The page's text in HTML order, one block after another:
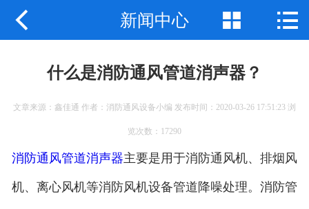
公司首页
工程案例
企业地图
 新闻中心  
什么是消防通风管道消声器？
文章来源：鑫佳通 作者：消防通风设备小编 发布时间：2020-03-26 17:51:23 浏
览次数：17290
消防通风管道消声器主要是用于消防通风机、排烟风
机、离心风机等消防风机设备管道降噪处理。消防管